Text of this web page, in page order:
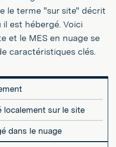
le terme "sur site" décrit
est hébergé. Voici
et le MES en nuage se
caractéristiques clés.
localement sur le site
dans le nuage